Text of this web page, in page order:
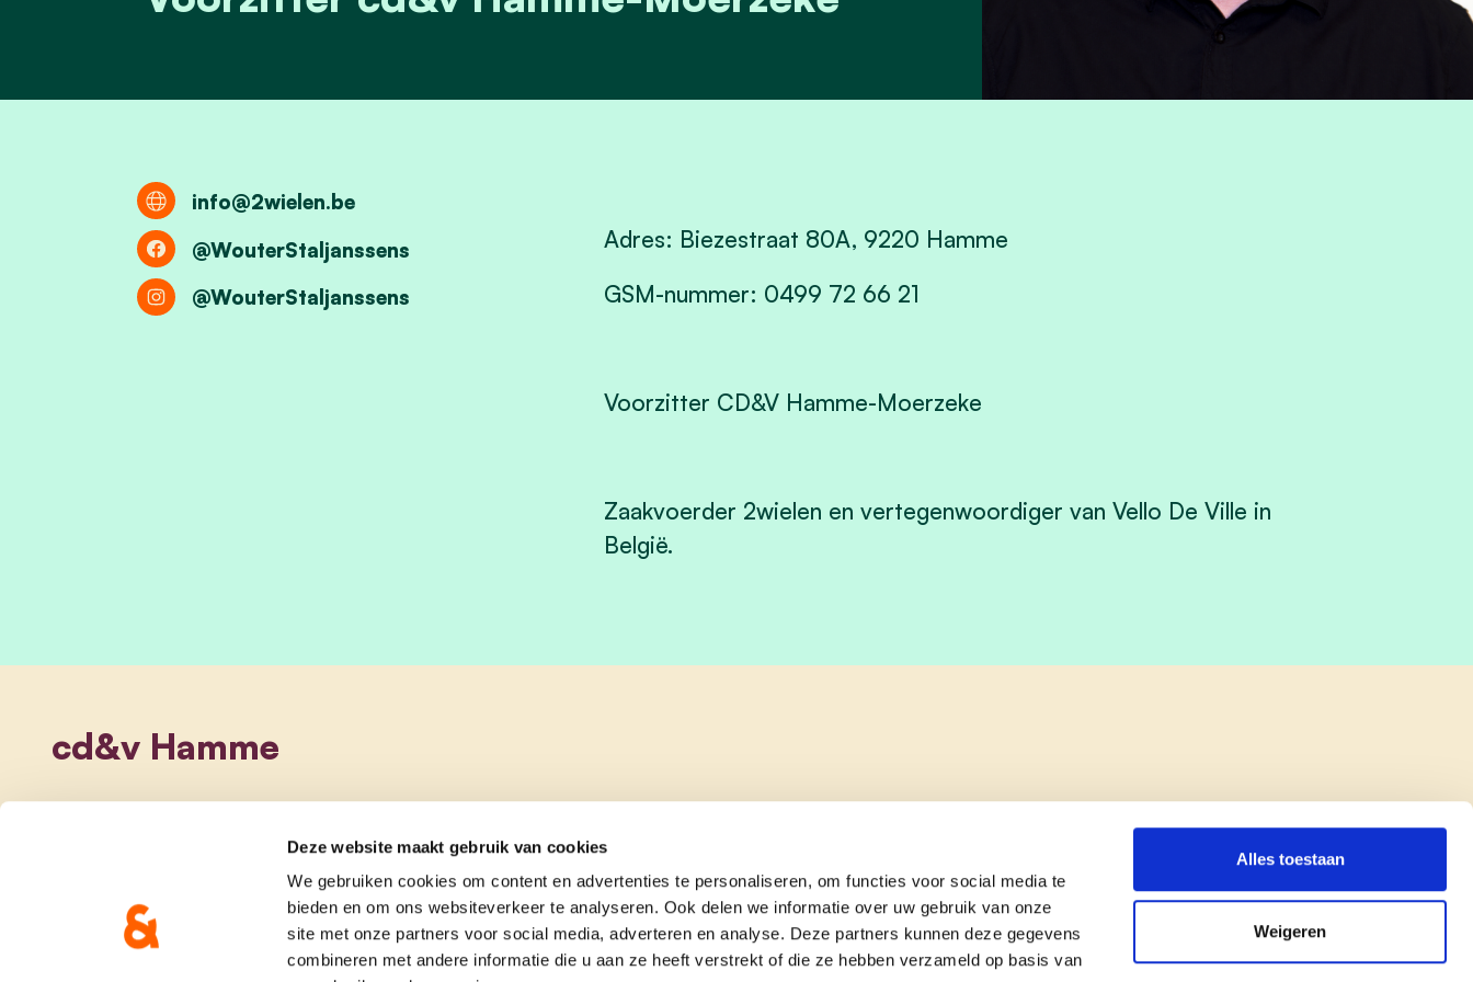
Deze website maakt gebruik van cookies
We gebruiken cookies om content en advertenties te personaliseren, om functies voor social media te
bieden en om ons websiteverkeer te analyseren. Ook delen we informatie over uw gebruik van onze
site met onze partners voor social media, adverteren en analyse. Deze partners kunnen deze gegevens
combineren met andere informatie die u aan ze heeft verstrekt of die ze hebben verzameld op basis van
Alles toestaan
Weigeren
Adres: Biezestraat 80A, 9220 Hamme
GSM-nummer: 0499 72 66 21
Voorzitter CD&V Hamme-Moerzeke
Zaakvoerder 2wielen en vertegenwoordiger van Vello De Ville in
België.
info@2wielen.be
@WouterStaljanssens
@WouterStaljanssens
cd&v Hamme